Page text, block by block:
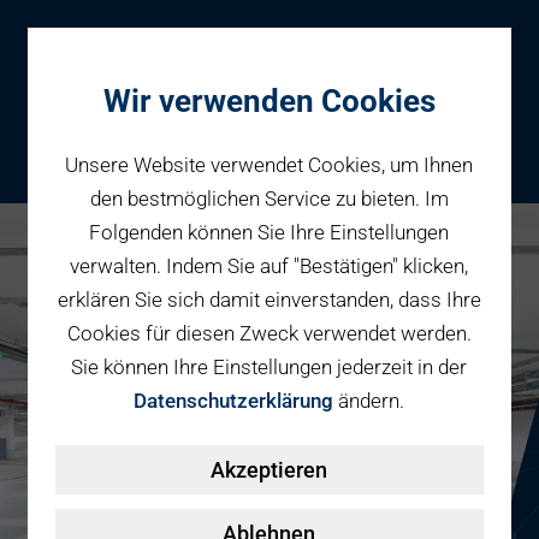
Parken
Reservieren
Fahrradparken
Geschäftspartner
Parkraumbewirtschaftung
Smart Mobility Hubs
Services
Karriere bei PBW
Wir verwenden Cookies
Unsere Website verwendet Cookies, um Ihnen
den bestmöglichen Service zu bieten. Im
Folgenden können Sie Ihre Einstellungen
verwalten. Indem Sie auf "Bestätigen" klicken,
erklären Sie sich damit einverstanden, dass Ihre
Cookies für diesen Zweck verwendet werden.
Sie können Ihre Einstellungen jederzeit in der
Datenschutzerklärung ändern.
Akzeptieren
Ablehnen